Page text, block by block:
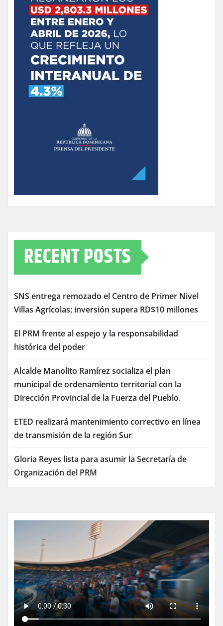
RECENT POSTS
SNS entrega remozado el Centro de Primer Nivel
Villas Agrícolas; inversión supera RD$10 millones
El PRM frente al espejo y la responsabilidad
histórica del poder
Alcalde Manolito Ramírez socializa el plan
municipal de ordenamiento territorial con la
Dirección Provincial de la Fuerza del Pueblo.
ETED realizará mantenimiento correctivo en línea
de transmisión de la región Sur
Gloria Reyes lista para asumir la Secretaría de
Organización del PRM